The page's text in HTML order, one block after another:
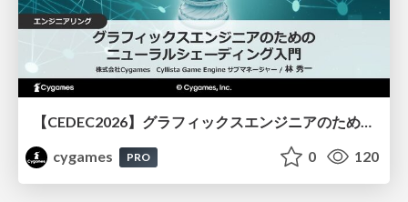
【CEDEC2026】グラフィックスエンジニアのためのニューラルシェーディング入門
cygames
PRO 0 120